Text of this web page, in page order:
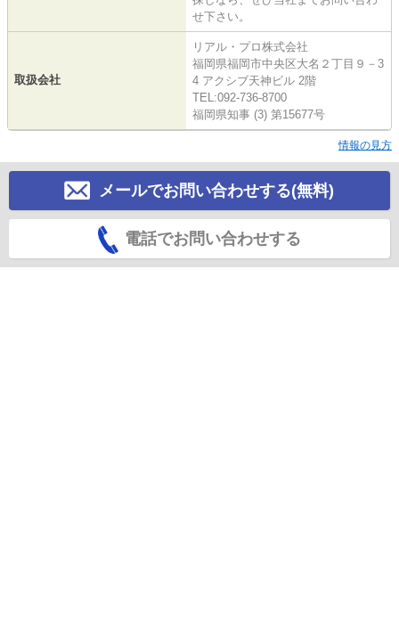
せ下さい。
取扱会社
リアル・プロ株式会社
福岡県福岡市中央区大名２丁目９－3
4 アクシブ天神ビル 2階
TEL:092-736-8700
福岡県知事 (3) 第15677号
情報の見方
メールでお問い合わせする(無料)
電話でお問い合わせする